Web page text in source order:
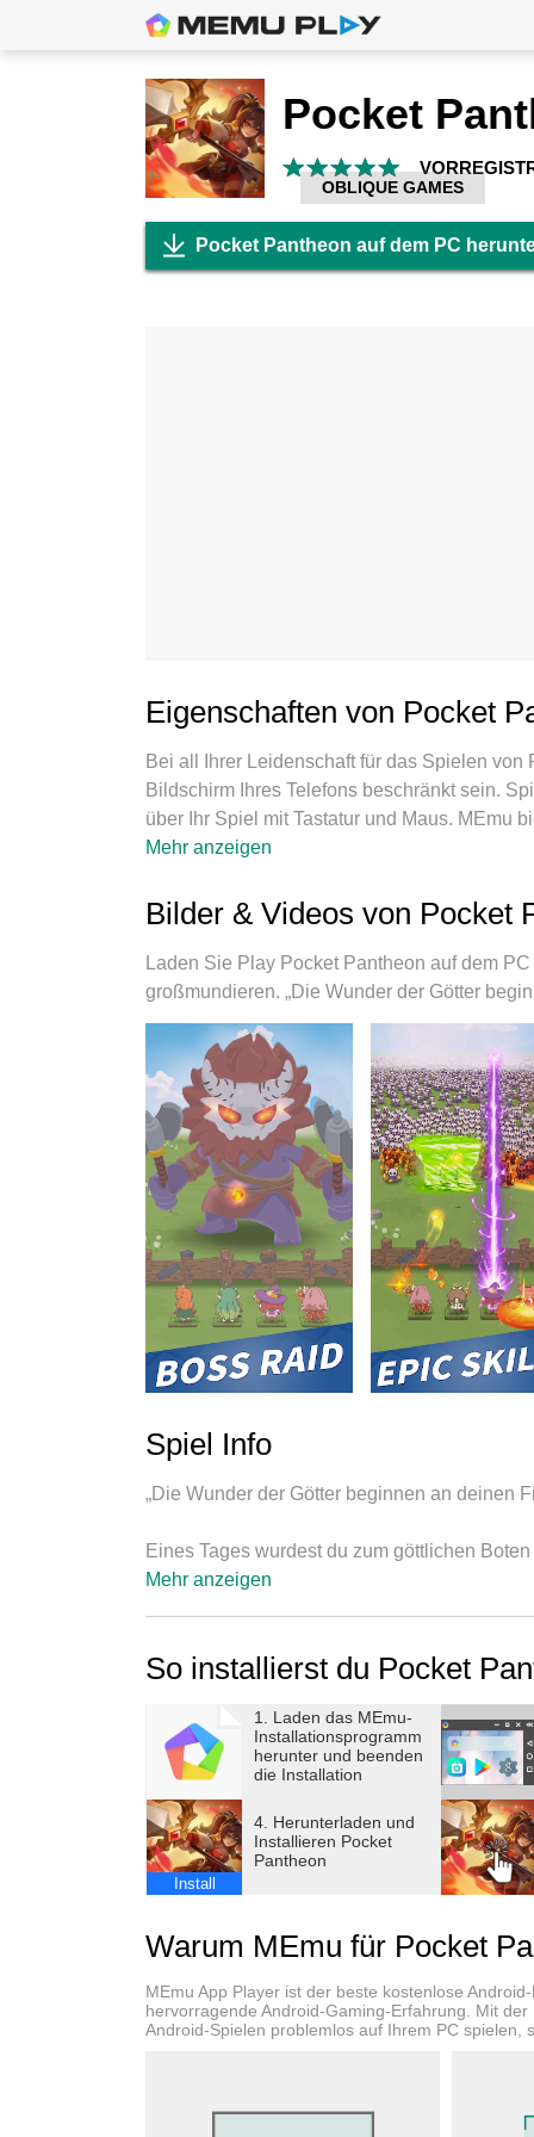
Pocket
OBLIQUE GAMES
Pocket Pantheon auf dem PC
Eigenschaften von Pocket
Bei all Ihrer Leidenschaft für das Spielen
Bildschirm Ihres Telefons beschränkt sein.
über Ihr Spiel mit Tastatur und Maus. MEmu
Pantheon herunter und spielen Sie es auf
Pantheon auf dem PC zu spielen. Das
Instanz-Manager ermöglicht das Spielen von
Unsere exklusive Emulations-Engine kann
Abläufe sorgen.
Mehr anzeigen
Bilder & Videos von Pocket
Laden Sie Play Pocket Pantheon auf dem
großmundieren. „Die Wunder der Götter
Spiel Info
„Die Wunder der Götter beginnen an deinen
Eines Tages wurdest du zum göttlichen
Gemeinsam mit deinen treuen Aposteln
-------------------------------------------------
◆ Die perfekte Wahl, wenn du magst:
- Defense-Spiele mit bezaubernder Grafik
- Einfache Steuerung gepaart mit tiefer
- Charmante Charaktere und
--------------------------------------------
[Über das Spiel]
■ Einfache Steuerung, tiefe Befriedigung
Vernichte Tausende Feinde mit einem
Kein Run gleicht dem anderen. In jedem
Mehr anzeigen
So installierst du Pocket
1. Laden das MEmu-
Installationsprogramm
herunter und beenden
die Installation
Install
4. Herunterladen und
Installieren Pocket
Pantheon
Warum MEmu für Pocket
MEmu App Player ist der beste kostenlose
hervorragende Android-Gaming-Erfahrung. Mit
Android-Spielen problemlos auf Ihrem PC spielen,